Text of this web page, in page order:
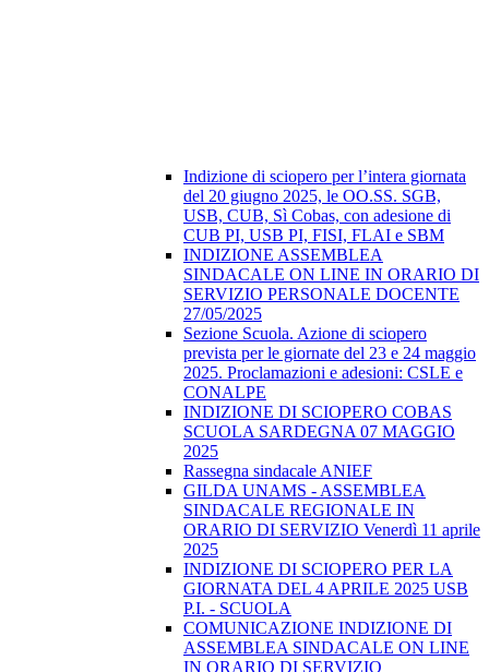
Indizione di sciopero per l’intera giornata
del 20 giugno 2025, le OO.SS. SGB,
USB, CUB, Sì Cobas, con adesione di
CUB PI, USB PI, FISI, FLAI e SBM
INDIZIONE ASSEMBLEA
SINDACALE ON LINE IN ORARIO DI
SERVIZIO PERSONALE DOCENTE
27/05/2025
Sezione Scuola. Azione di sciopero
prevista per le giornate del 23 e 24 maggio
2025. Proclamazioni e adesioni: CSLE e
CONALPE
INDIZIONE DI SCIOPERO COBAS
SCUOLA SARDEGNA 07 MAGGIO
2025
Rassegna sindacale ANIEF
GILDA UNAMS - ASSEMBLEA
SINDACALE REGIONALE IN
ORARIO DI SERVIZIO Venerdì 11 aprile
2025
INDIZIONE DI SCIOPERO PER LA
GIORNATA DEL 4 APRILE 2025 USB
P.I. - SCUOLA
COMUNICAZIONE INDIZIONE DI
ASSEMBLEA SINDACALE ON LINE
IN ORARIO DI SERVIZIO